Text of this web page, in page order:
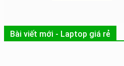
Bài viết mới - Laptop giá rẻ